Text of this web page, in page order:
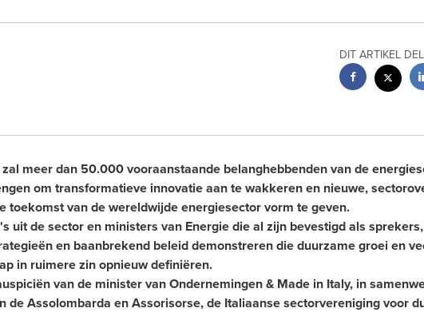
DIT ARTIKEL
meer dan 50.000 vooraanstaande belanghebbenden van de
om transformatieve innovatie aan te wakkeren en nieuwe,
toekomst van de wereldwijde energiesector vorm te geven.
uit de sector en ministers van Energie die al zijn bevestigd als
en baanbrekend beleid demonstreren die duurzame groei en
in ruimere zin opnieuw definiëren.
van de minister van Ondernemingen & Made in Italy, in
de Assolombarda en Assorisorse, de Italiaanse sectorvereniging voor